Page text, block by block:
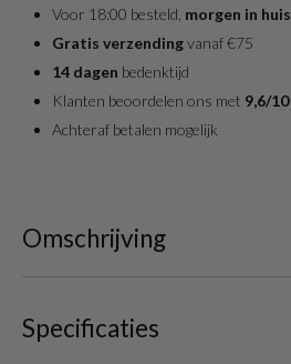
Voor 18:00 besteld, morgen in huis
Gratis verzendingvanaf €75
14 dagen bedenktijd
Klanten beoordelen ons met 9,6/10
Achteraf betalen mogelijk
Omschrijving
Specificaties